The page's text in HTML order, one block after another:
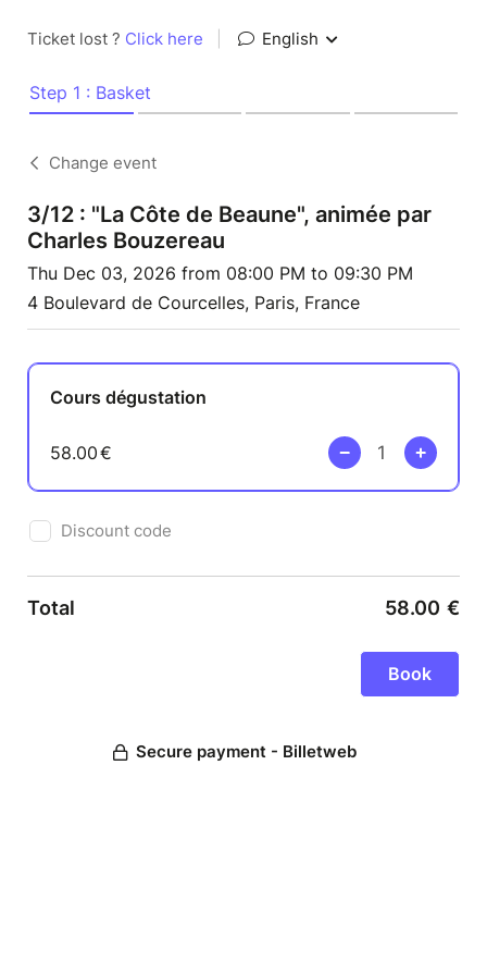
Ticket lost ? Click here English
Step 1 : Basket
Change event
3/12 : "La Côte de Beaune", animée par
Charles Bouzereau
Thu Dec 03, 2026 from 08:00 PM to 09:30 PM
4 Boulevard de Courcelles, Paris, France
Cours dégustation
58.00€
Discount code
Total 58.00 €
Secure payment - Billetweb